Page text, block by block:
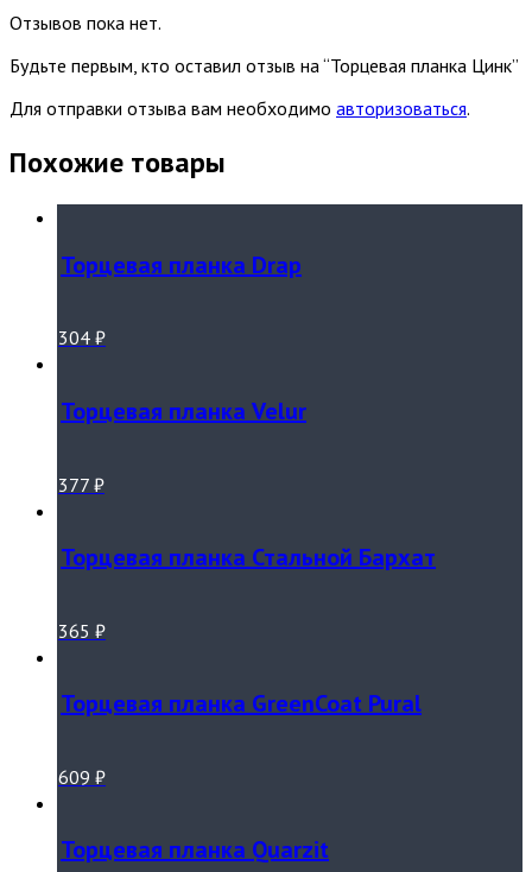
Отзывов пока нет.
Будьте первым, кто оставил отзыв на “Торцевая планка Цинк”
Для отправки отзыва вам необходимо авторизоваться.
Похожие товары
Торцевая планка Drap
304 ₽
Торцевая планка Velur
377 ₽
Торцевая планка Стальной Бархат
365 ₽
Торцевая планка GreenCoat Pural
609 ₽
Торцевая планка Quarzit